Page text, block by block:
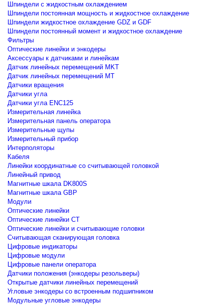
Шпиндели с жидкостным охлаждением
Шпиндели постоянная мощность и жидкостное охлаждение
Шпиндели жидкостное охлаждение GDZ и GDF
Шпиндели постоянный момент и жидкостное охлаждение
Фильтры
Оптические линейки и энкодеры
Аксессуары к датчиками и линейкам
Датчик линейных перемещений MKT
Датчик линейных перемещений MT
Датчики вращения
Датчики угла
Датчики угла ENC125
Измерительная линейка
Измерительная панель оператора
Измерительные щупы
Измерительный прибор
Интерполяторы
Кабеля
Линейки координатные со считывающей головкой
Линейный привод
Магнитные шкала DK800S
Магнитные шкала GBP
Модули
Оптические линейки
Оптические линейки CT
Оптические линейки и считывающие головки
Считывающая сканирующая головка
Цифровые индикаторы
Цифровые модули
Цифровые панели оператора
Датчики положения (энкодеры резольверы)
Открытые датчики линейных перемещений
Угловые энкодеры со встроенным подшипником
Модульные угловые энкодеры